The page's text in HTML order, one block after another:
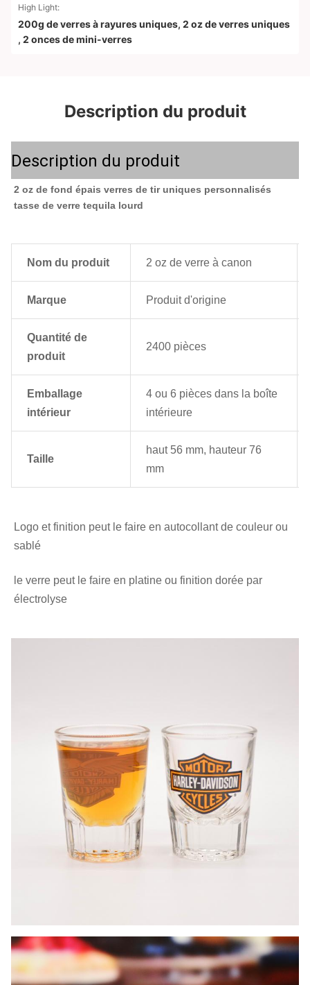
High Light:
200g de verres à rayures uniques, 2 oz de verres uniques
, 2 onces de mini-verres
Description du produit
Description du produit
2 oz de fond épais verres de tir uniques personnalisés
tasse de verre tequila lourd
Nom du produit 2 oz de verre à canon
Marque Produit d'origine
Quantité de
produit
2400 pièces
Emballage
intérieur
4 ou 6 pièces dans la boîte
intérieure
Taille
haut 56 mm, hauteur 76
mm
Logo et finition peut le faire en autocollant de couleur ou
sablé
le verre peut le faire en platine ou finition dorée par
électrolyse